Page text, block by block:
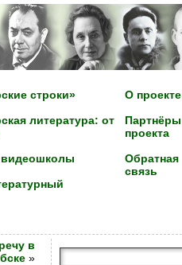
строки»
литература: от
видеошколы
О проекте
Партнёры
проекта
Обратная
связь
в
»